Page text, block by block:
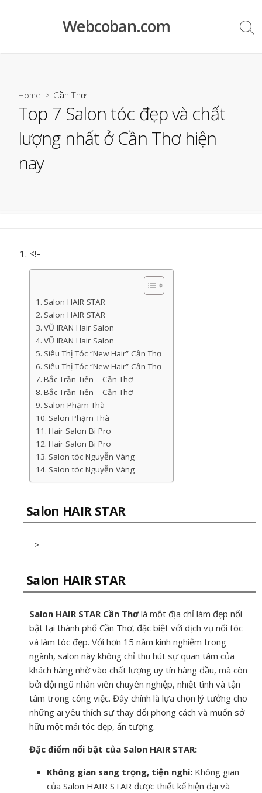
Webcoban.com
Home > Cần Thơ
Top 7 Salon tóc đẹp và chất
lượng nhất ở Cần Thơ hiện
nay
<!–
Salon HAIR STAR
Salon HAIR STAR
VŨ IRAN Hair Salon
VŨ IRAN Hair Salon
Siêu Thị Tóc “New Hair” Cần Thơ
Siêu Thị Tóc “New Hair” Cần Thơ
Bắc Trần Tiến – Cần Thơ
Bắc Trần Tiến – Cần Thơ
Salon Phạm Thà
Salon Phạm Thà
Hair Salon Bi Pro
Hair Salon Bi Pro
Salon tóc Nguyễn Vàng
Salon tóc Nguyễn Vàng
Salon HAIR STAR
–>
Salon HAIR STAR
Salon HAIR STAR Cần Thơlà một địa chỉ làm đẹp nổi
bật tại thành phố Cần Thơ, đặc biệt với dịch vụ nối tóc
và làm tóc đẹp. Với hơn 15 năm kinh nghiệm trong
ngành, salon này không chỉ thu hút sự quan tâm của
khách hàng nhờ vào chất lượng uy tín hàng đầu, mà còn
bởi đội ngũ nhân viên chuyên nghiệp, nhiệt tình và tận
tâm trong công việc. Đây chính là lựa chọn lý tưởng cho
những ai yêu thích sự thay đổi phong cách và muốn sở
hữu một mái tóc đẹp, ấn tượng.
Đặc điểm nổi bật của Salon HAIR STAR:
Không gian sang trọng, tiện nghi: Không gian
của Salon HAIR STAR được thiết kế hiện đại và